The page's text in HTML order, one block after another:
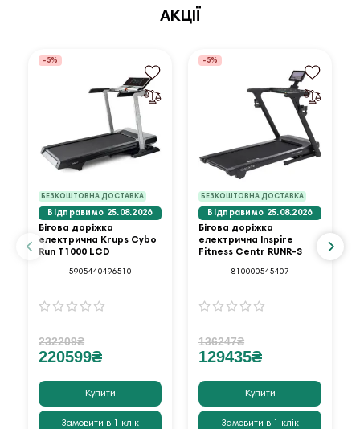
АКЦІЇ
БЕЗКОШТОВНА ДОСТАВКА
-5%
Відправимо 25.08.2026
Бігова доріжка
електрична Krups Cybo
Run T1000 LCD
5905440496510
232209₴
220599₴
Купити
Замовити в 1 клік
БЕЗКОШТОВНА ДОСТАВКА
-5%
Відправимо 25.08.2026
Бігова доріжка
електрична Inspire
Fitness Centr RUNR-S
810000545407
136247₴
129435₴
Купити
Замовити в 1 клік